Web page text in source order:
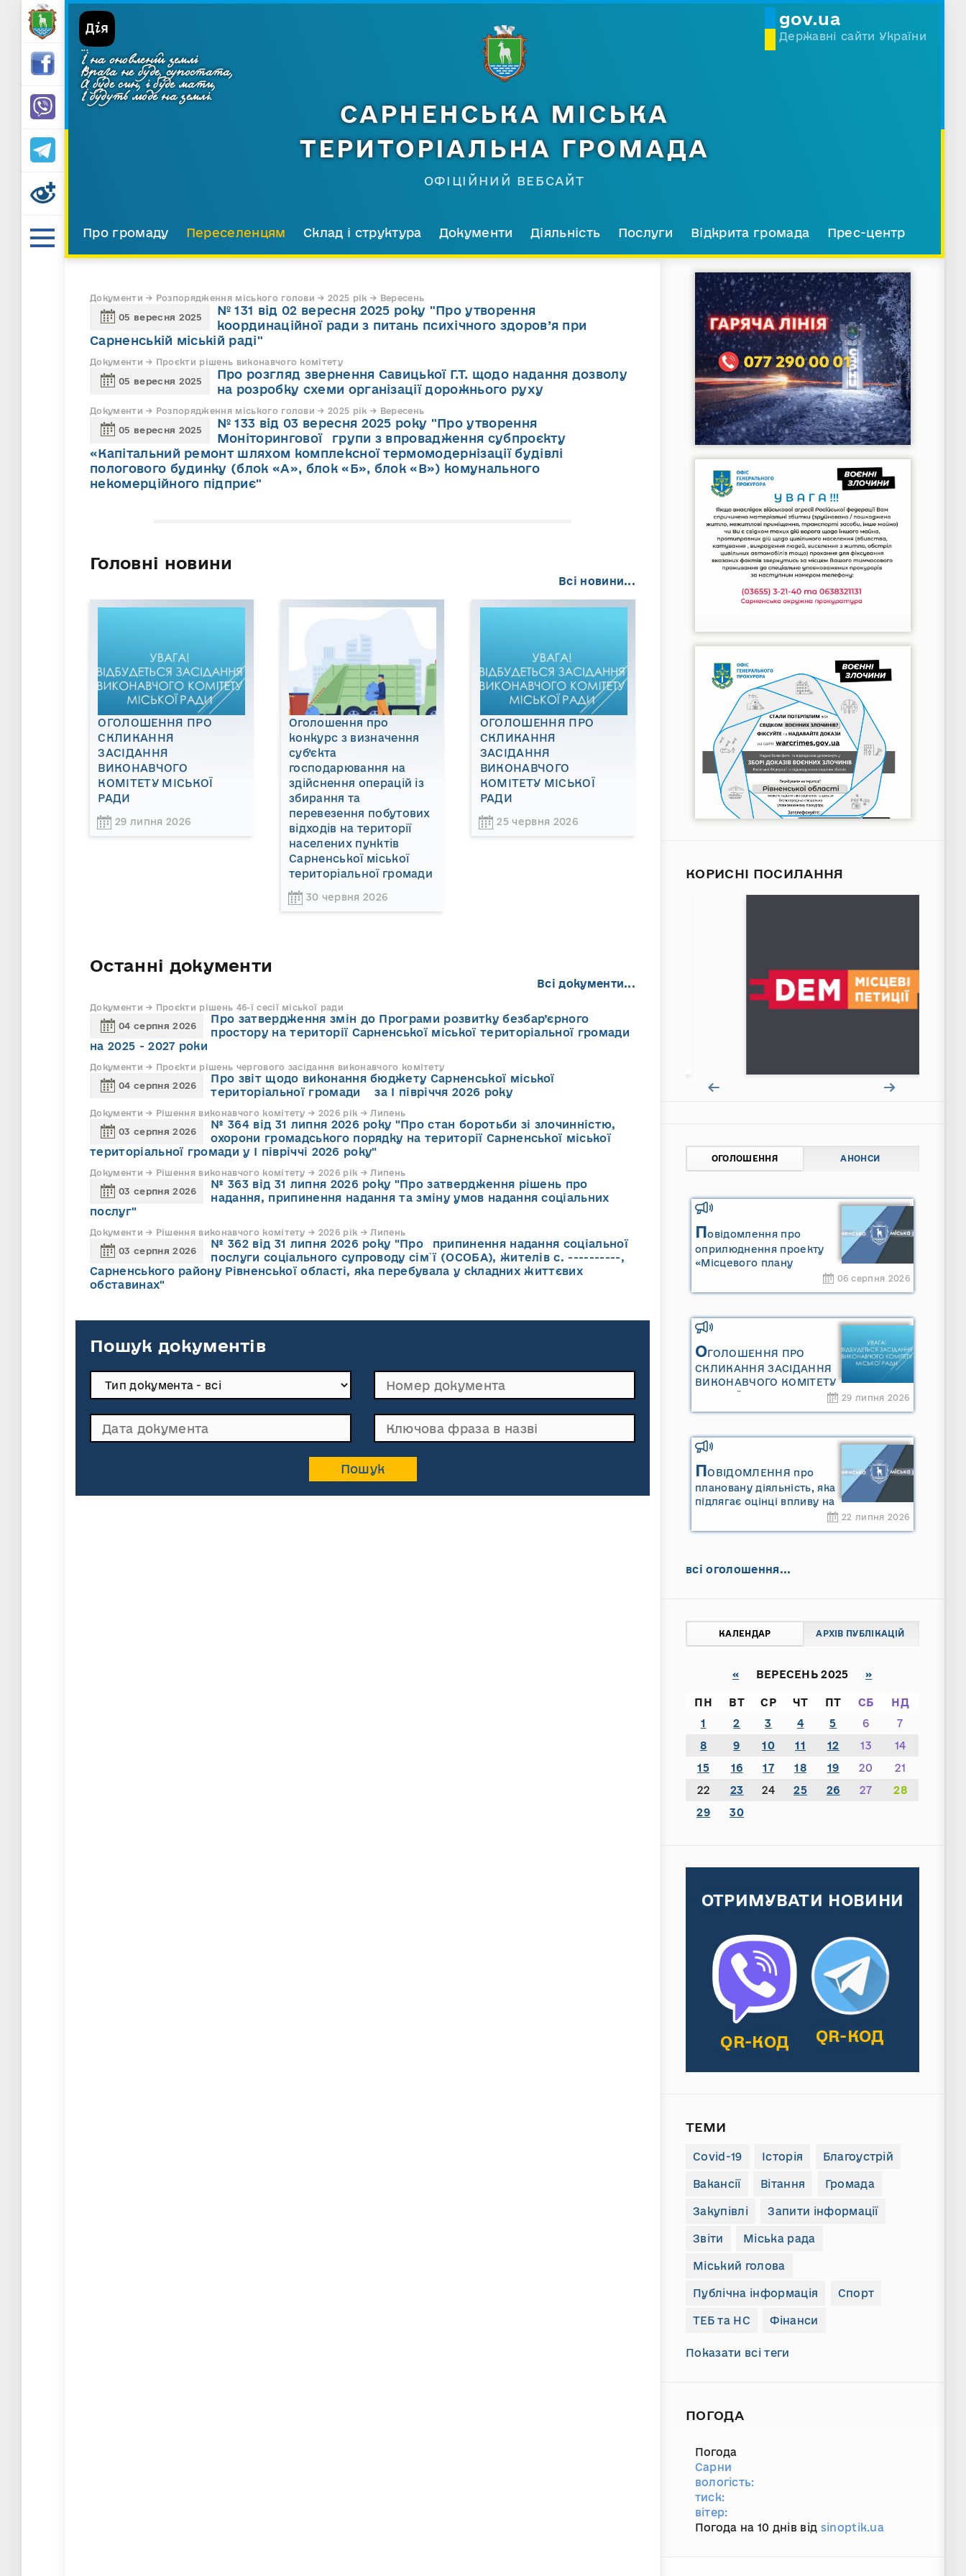
gov.ua
Державні сайти України
...
І на оновленій землі
Врага не буде, супостата,
А буде син, і буде мати,
І будуть люде на землі.
САРНЕНСЬКА МІСЬКА
ТЕРИТОРІАЛЬНА ГРОМАДА
ОФІЦІЙНИЙ ВЕБСАЙТ
Про громаду Переселенцям Склад і структура Документи Діяльність Послуги Відкрита громада Прес-центр
Документи → Розпорядження міського голови → 2025 рік → Вересень
05 вересня 2025
№ 131 від 02 вересня 2025 року "Про утворення
координаційної ради з питань психічного здоров’я при
Сарненській міській раді"
Документи → Проєкти рішень виконавчого комітету
05 вересня 2025
Про розгляд звернення Савицької Г.Т. щодо надання дозволу
на розробку схеми організації дорожнього руху
Документи → Розпорядження міського голови → 2025 рік → Вересень
05 вересня 2025
№ 133 від 03 вересня 2025 року "Про утворення
Моніторингової групи з впровадження субпроєкту
«Капітальний ремонт шляхом комплексної термомодернізації будівлі
пологового будинку (блок «А», блок «Б», блок «В») комунального
некомерційного підприє"
Головні новини
Всі новини...
ОГОЛОШЕННЯ ПРО
СКЛИКАННЯ
ЗАСІДАННЯ
ВИКОНАВЧОГО
КОМІТЕТУ МІСЬКОЇ
РАДИ
29 липня 2026
Оголошення про
конкурс з визначення
суб’єкта
господарювання на
здійснення операцій із
збирання та
перевезення побутових
відходів на території
населених пунктів
Сарненської міської
територіальної громади
30 червня 2026
ОГОЛОШЕННЯ ПРО
СКЛИКАННЯ
ЗАСІДАННЯ
ВИКОНАВЧОГО
КОМІТЕТУ МІСЬКОЇ
РАДИ
25 червня 2026
Останні документи
Всі документи...
Документи → Проєкти рішень 46-ї сесії міської ради
04 серпня 2026
Про затвердження змін до Програми розвитку безбар’єрного
простору на території Сарненської міської територіальної громади
на 2025 - 2027 роки
Документи → Проєкти рішень чергового засідання виконавчого комітету
04 серпня 2026
Про звіт щодо виконання бюджету Сарненської міської
територіальної громади за І півріччя 2026 року
Документи → Рішення виконавчого комітету → 2026 рік → Липень
03 серпня 2026
№ 364 від 31 липня 2026 року "Про стан боротьби зі злочинністю,
охорони громадського порядку на території Сарненської міської
територіальної громади у І півріччі 2026 року"
Документи → Рішення виконавчого комітету → 2026 рік → Липень
03 серпня 2026
№ 363 від 31 липня 2026 року "Про затвердження рішень про
надання, припинення надання та зміну умов надання соціальних
послуг"
Документи → Рішення виконавчого комітету → 2026 рік → Липень
03 серпня 2026
№ 362 від 31 липня 2026 року "Про припинення надання соціальної
послуги соціального супроводу cім`ї (ОСОБА), жителів с. ----------,
Сарненського району Рівненської області, яка перебувала у складних життєвих
обставинах"
Пошук документів
КОРИСНІ ПОСИЛАННЯ
ОГОЛОШЕННЯ АНОНСИ
Повідомлення про
оприлюднення проекту
«Місцевого плану
Сарненської міської
та «Звіту про стратегічну
екологічну оцінку
«Місцевого плану
управління відходами
Сарненської міської
територіальної громади»
06 серпня 2026
ОГОЛОШЕННЯ ПРО
СКЛИКАННЯ ЗАСІДАННЯ
ВИКОНАВЧОГО КОМІТЕТУ
МІСЬКОЇ РАДИ
29 липня 2026
ПОВІДОМЛЕННЯ про
плановану діяльність, яка
підлягає оцінці впливу на
довкілля ТОВАРИСТВО З
ОБМЕЖЕНОЮ
22 липня 2026
всі оголошення...
КАЛЕНДАР АРХІВ ПУБЛІКАЦІЙ
« ВЕРЕСЕНЬ 2025 »
ПН ВТ СР ЧТ ПТ СБ
НД
1
2 3 4 5 6
7
8
9 10 11 12 13
14
15
16 17 18 19 20
21
22
23 24 25 26 27
28
29
30
ОТРИМУВАТИ НОВИНИ
QR-КОД QR-КОД
ТЕМИ
Covid-19 Історія Благоустрій
Вакансії Вітання Громада
Закупівлі Запити інформації
Звіти Міська рада
Міський голова
Публічна інформація Спорт
ТЕБ та НС Фінанси
Показати всі теги
ПОГОДА
Погода
Сарни
вологість:
тиск:
вітер:
Погода на 10 днів від sinoptik.ua